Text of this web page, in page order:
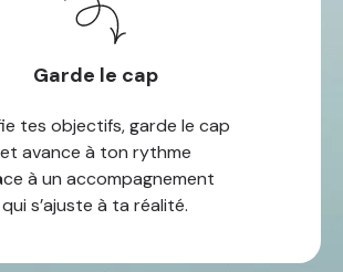
Garde le cap
tes objectifs, garde le cap
et avance à ton rythme
à un accompagnement
qui s’ajuste à ta réalité.